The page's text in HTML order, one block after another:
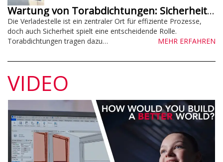
Wartung von Torabdichtungen: Sicherheit gewährleisten
Die Verladestelle ist ein zentraler Ort für effiziente Prozesse,
doch auch Sicherheit spielt eine entscheidende Rolle.
Torabdichtungen tragen dazu…
MEHR ERFAHREN
VIDEO